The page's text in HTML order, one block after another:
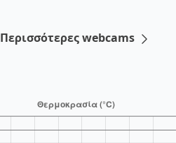
Περισσότερες webcams